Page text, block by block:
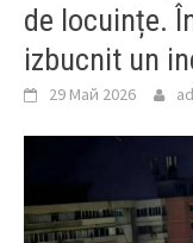
de locuințe.
izbucnit un
29 Май 2026